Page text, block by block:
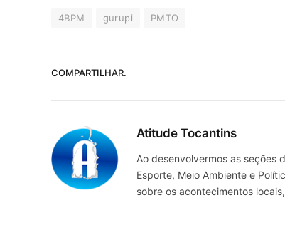
4BPM gurupi PMTO
COMPARTILHAR.
Atitude Tocantins
Ao desenvolvermos as seções
Esporte, Meio Ambiente e
sobre os acontecimentos